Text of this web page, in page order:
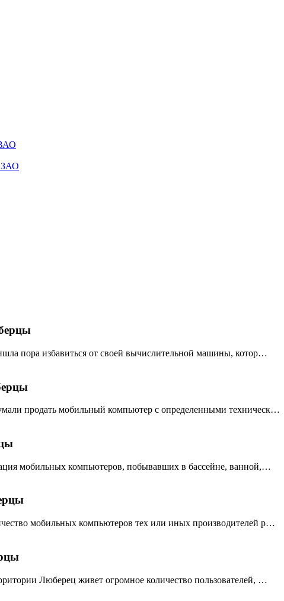
ЗАО
пора избавиться от своей вычислительной машины, котор…
продать мобильный компьютер с определенными техническ…
мобильных компьютеров, побывавших в бассейне, ванной,…
мобильных компьютеров тех или иных производителей р…
Люберец живет огромное количество пользователей, …